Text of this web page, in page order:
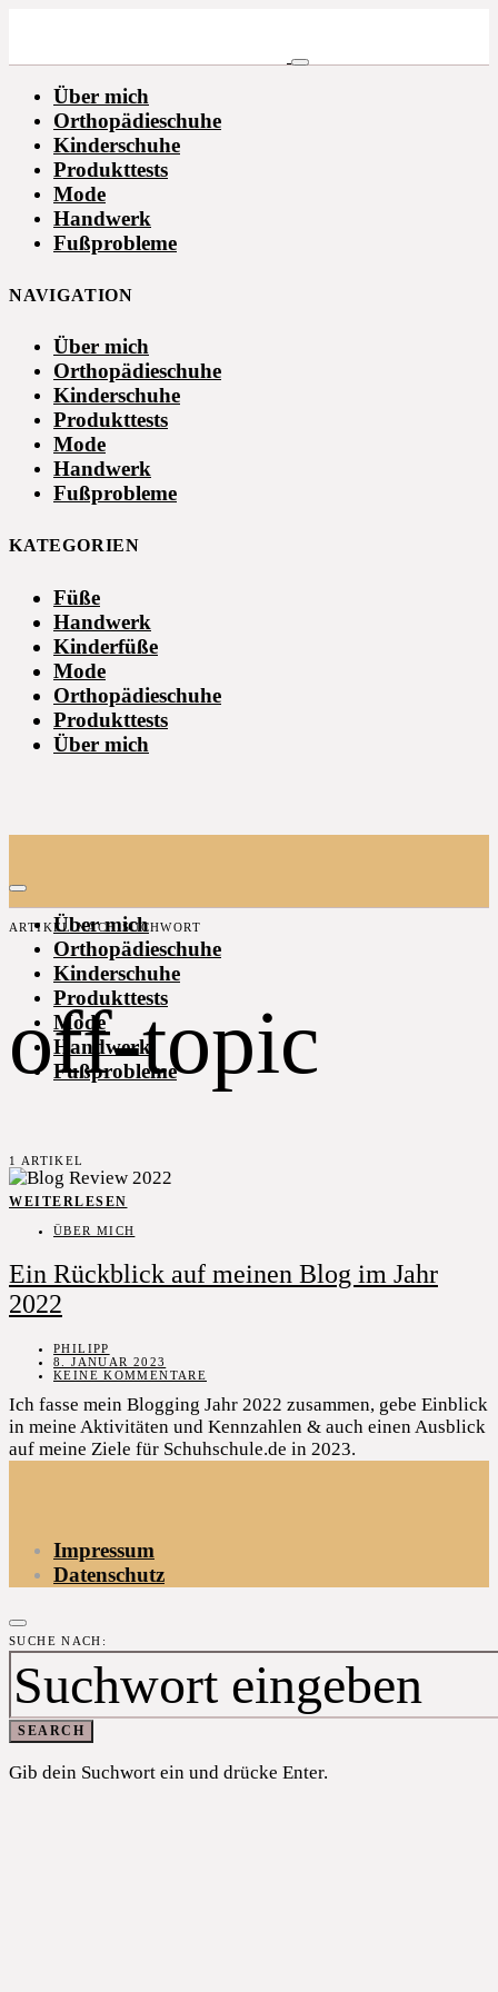
Über mich
Orthopädieschuhe
Kinderschuhe
Produkttests
Mode
Handwerk
Fußprobleme
NAVIGATION
Über mich
Orthopädieschuhe
Kinderschuhe
Produkttests
Mode
Handwerk
Fußprobleme
KATEGORIEN
Füße
Handwerk
Kinderfüße
Mode
Orthopädieschuhe
Produkttests
Über mich
Über mich
Orthopädieschuhe
Kinderschuhe
Produkttests
Mode
Handwerk
Fußprobleme
ARTIKEL NACH SUCHWORT
off-topic
1 ARTIKEL
WEITERLESEN
ÜBER MICH
Ein Rückblick auf meinen Blog im Jahr
2022
PHILIPP
8. JANUAR 2023
KEINE KOMMENTARE
Ich fasse mein Blogging Jahr 2022 zusammen, gebe Einblick
in meine Aktivitäten und Kennzahlen & auch einen Ausblick
auf meine Ziele für Schuhschule.de in 2023.
Impressum
Datenschutz
SUCHE NACH:
SEARCH
Gib dein Suchwort ein und drücke Enter.